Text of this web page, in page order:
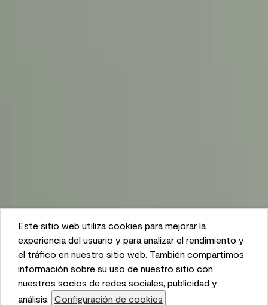
This website uses cookies to enhance user experience
and to analyze performance and traffic on our website.
We also share information about your use of our site
with our social media, advertising, and analytics
partners. Cookie Settings
Este sitio web utiliza cookies para mejorar la
experiencia del usuario y para analizar el rendimiento y
el tráfico en nuestro sitio web. También compartimos
información sobre su uso de nuestro sitio con
nuestros socios de redes sociales, publicidad y
análisis. Configuración de cookies